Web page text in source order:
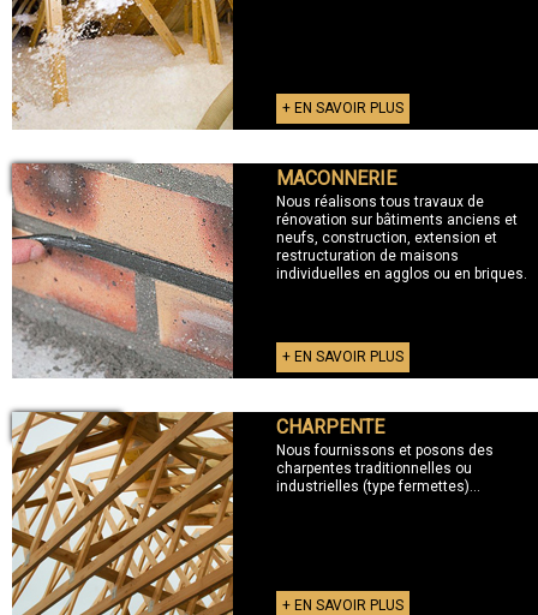
+ EN SAVOIR PLUS
+ MACONNERIE MACONNERIE
Nous réalisons tous travaux de
rénovation sur bâtiments anciens et
neufs, construction, extension et
restructuration de maisons
individuelles en agglos ou en briques.
+ EN SAVOIR PLUS
+ CHARPENTE CHARPENTE
Nous fournissons et posons des
charpentes traditionnelles ou
industrielles (type fermettes)...
+ EN SAVOIR PLUS